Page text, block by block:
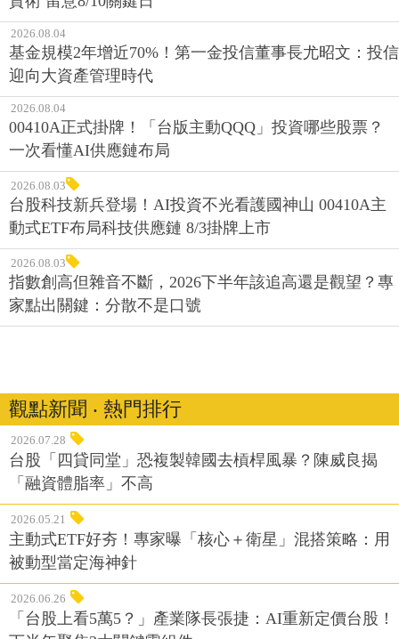
2026.08.04
基金規模2年增近70%！第一金投信董事長尤昭文：投信
迎向大資產管理時代
2026.08.04
00410A正式掛牌！「台版主動QQQ」投資哪些股票？
一次看懂AI供應鏈布局
2026.08.03
台股科技新兵登場！AI投資不光看護國神山 00410A主
動式ETF布局科技供應鏈 8/3掛牌上市
2026.08.03
指數創高但雜音不斷，2026下半年該追高還是觀望？專
家點出關鍵：分散不是口號
觀點新聞 ‧ 熱門排行
2026.07.28
台股「四貸同堂」恐複製韓國去槓桿風暴？陳威良揭
「融資體脂率」不高
2026.05.21
主動式ETF好夯！專家曝「核心＋衛星」混搭策略：用
被動型當定海神針
2026.06.26
「台股上看5萬5？」產業隊長張捷：AI重新定價台股！